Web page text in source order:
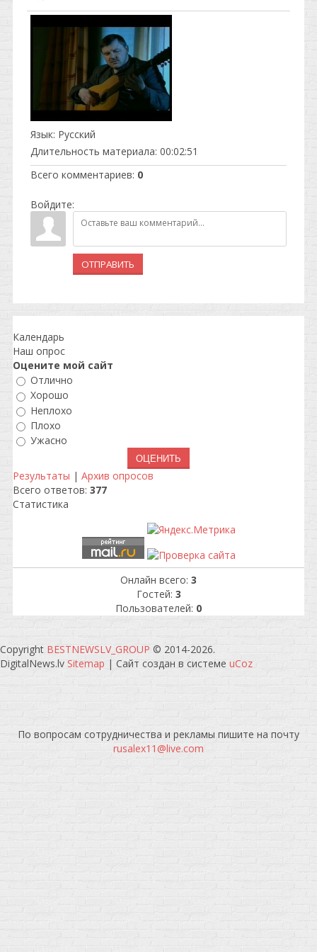
Язык: Русский
Длительность материала: 00:02:51
Всего комментариев: 0
Войдите:
ОТПРАВИТЬ
Календарь
Наш опрос
Оцените мой сайт
Отлично
Хорошо
Неплохо
Плохо
Ужасно
Результаты | Архив опросов
Всего ответов: 377
Статистика
Онлайн всего: 3
Гостей: 3
Пользователей: 0
Copyright BESTNEWSLV_GROUP © 2014-2026.
DigitalNews.lv Sitemap | Сайт создан в системе uCoz
По вопросам сотрудничества и рекламы пишите на почту
rusalex11@live.com